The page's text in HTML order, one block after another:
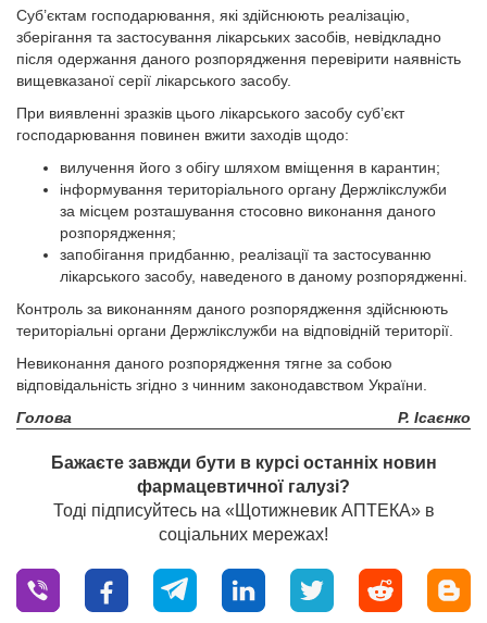
Суб’єктам господарювання, які здійснюють реалізацію,
зберігання та застосування лікарських засобів, невідкладно
після одержання даного розпорядження перевірити наявність
вищевказаної серії лікарського засобу.
При виявленні зразків цього лікарського засобу суб’єкт
господарювання повинен вжити заходів щодо:
вилучення його з обігу шляхом вміщення в карантин;
інформування територіального органу Держлікслужби
за місцем розташування стосовно виконання даного
розпорядження;
запобігання придбанню, реалізації та застосуванню
лікарського засобу, наведеного в даному розпорядженні.
Контроль за виконанням даного розпорядження здійснюють
територіальні органи Держлікслужби на відповідній території.
Невиконання даного розпорядження тягне за собою
відповідальність згідно з чинним законодавством України.
Голова
Р. Ісаєнко
Бажаєте завжди бути в курсі останніх новин
фармацевтичної галузі?
Тоді підписуйтесь на «Щотижневик АПТЕКА» в
соціальних мережах!